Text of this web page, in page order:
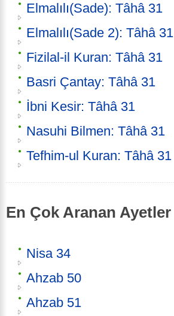
Elmalılı(Sade): Tâhâ 31
Elmalılı(Sade 2): Tâhâ 31
Fizilal-il Kuran: Tâhâ 31
Basri Çantay: Tâhâ 31
İbni Kesir: Tâhâ 31
Nasuhi Bilmen: Tâhâ 31
Tefhim-ul Kuran: Tâhâ 31
En Çok Aranan Ayetler
Nisa 34
Ahzab 50
Ahzab 51